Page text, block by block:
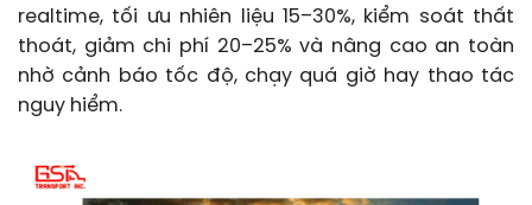
realtime, tối ưu nhiên liệu 15–30%, kiểm soát thất
thoát, giảm chi phí 20–25% và nâng cao an toàn
nhờ cảnh báo tốc độ, chạy quá giờ hay thao tác
nguy hiểm.